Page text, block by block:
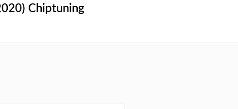
Chiptuning